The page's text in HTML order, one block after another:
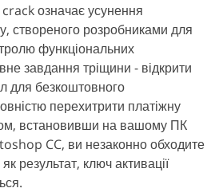
означає усунення
створеного розробниками для
функціональних
завдання тріщини - відкрити
для безкоштовного
перехитрити платіжну
встановивши на вашому ПК
CC, ви незаконно обходите
результат, ключ активації